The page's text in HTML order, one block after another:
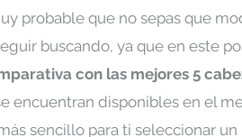
probable que no sepas que
buscando, ya que en este
con las mejores 5
encuentran disponibles en el
sencillo para ti seleccionar un